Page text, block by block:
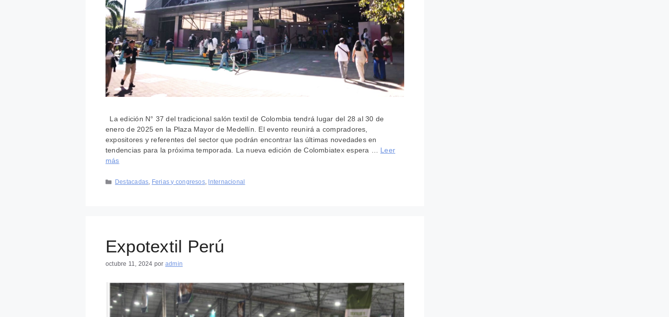
La edición N° 37 del tradicional salón textil de Colombia tendrá lugar del 28 al 30 de
enero de 2025 en la Plaza Mayor de Medellín. El evento reunirá a compradores,
expositores y referentes del sector que podrán encontrar las últimas novedades en
tendencias para la próxima temporada. La nueva edición de Colombiatex espera … Leer
más
Categorías
Destacadas, Ferias y congresos, Internacional
Expotextil Perú
octubre 11, 2024 por admin